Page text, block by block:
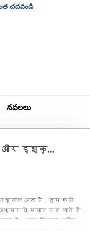
చదవండి
నవలలు
और इश्क़...
ख़्याल आता है।तुम कहां
ये सवाल रह जाते हैं।
है। मन कितना अजीब